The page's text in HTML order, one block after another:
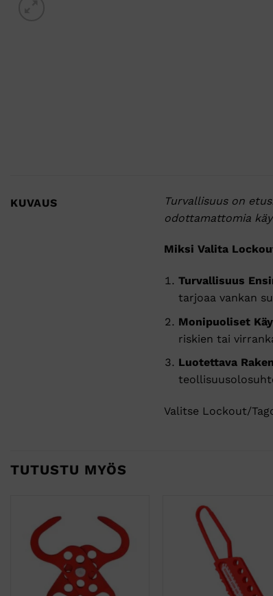
KUVAUS
Turvallisuus on
odottamattomia
Miksi Valita
Turvallisuus
tarjoaa vankan
Monipuoliset
riskien tai
Luotettava
Valitse Lockout/
TUTUSTU MYÖS